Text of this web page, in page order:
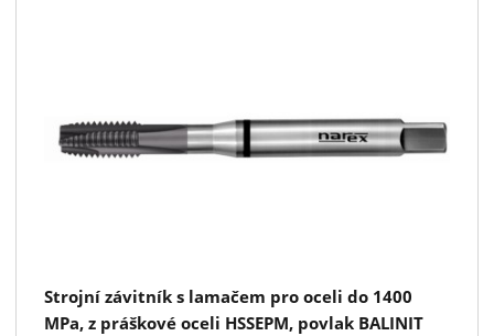
Strojní závitník s lamačem pro oceli do 1400
MPa, z práškové oceli HSSEPM, povlak BALINIT